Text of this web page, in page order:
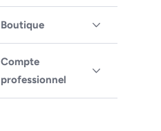
Boutique
Compte
professionnel